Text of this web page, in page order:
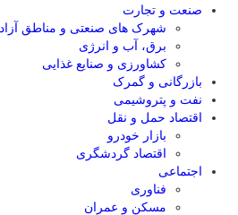
صنعت و تجارت
شهرک های صنعتی و مناطق آزاد
برق، آب و انرژی
کشاورزی و صنایع غذایی
بازرگانی و گمرک
نفت و پتروشیمی
اقتصاد حمل و نقل
بازار خودرو
اقتصاد گردشگری
اجتماعی
فناوری
مسکن و عمران